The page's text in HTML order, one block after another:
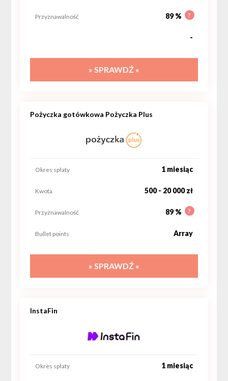
89 % ?
Przyznawalność
-
» SPRAWDŹ «
Pożyczka gotówkowa Pożyczka Plus
1 miesiąc
Okres spłaty
500 - 20 000 zł
Kwota
89 % ?
Przyznawalność
Array
Bullet points
» SPRAWDŹ «
InstaFin
1 miesiąc
Okres spłaty